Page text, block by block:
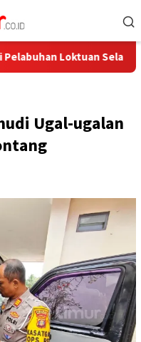
Loktuan Selama Juli 2026
Ugal-ugalan